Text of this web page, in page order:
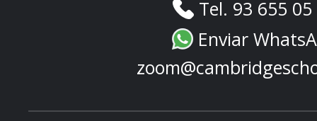
Tel. 93 655
Enviar